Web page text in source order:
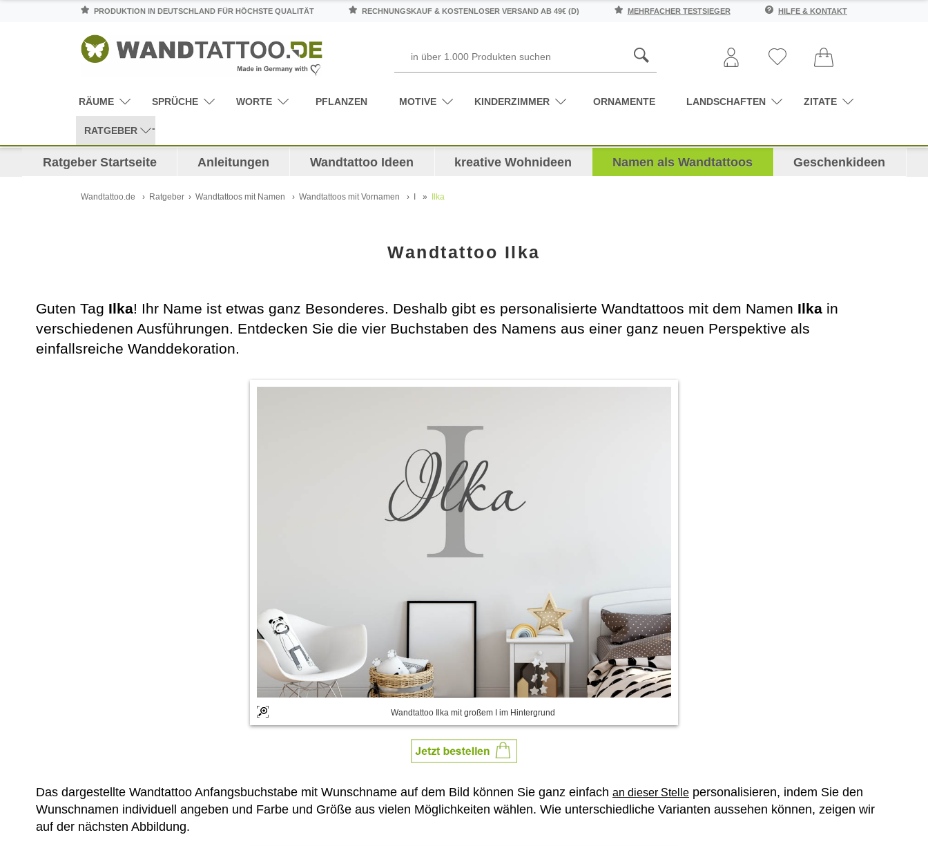
PRODUKTION IN DEUTSCHLAND FÜR HÖCHSTE QUALITÄT RECHNUNGSKAUF & KOSTENLOSER VERSAND AB 49€ (D) MEHRFACHER TESTSIEGER HILFE & KONTAKT
RÄUME SPRÜCHE WORTE PFLANZEN MOTIVE KINDERZIMMER ORNAMENTE LANDSCHAFTEN ZITATE
RATGEBER
Ratgeber Startseite Anleitungen Wandtattoo Ideen kreative Wohnideen Namen als Wandtattoos Geschenkideen
Wandtattoo.de Ratgeber Wandtattoos mit Namen Wandtattoos mit Vornamen I Ilka
Wandtattoo Ilka
Guten Tag Ilka! Ihr Name ist etwas ganz Besonderes. Deshalb gibt es personalisierte Wandtattoos mit dem Namen Ilka in
verschiedenen Ausführungen. Entdecken Sie die vier Buchstaben des Namens aus einer ganz neuen Perspektive als
einfallsreiche Wanddekoration.
Wandtattoo Ilka mit großem I im Hintergrund
Das dargestellte Wandtattoo Anfangsbuchstabe mit Wunschname auf dem Bild können Sie ganz einfach an dieser Stelle personalisieren, indem Sie den
Wunschnamen individuell angeben und Farbe und Größe aus vielen Möglichkeiten wählen. Wie unterschiedliche Varianten aussehen können, zeigen wir
auf der nächsten Abbildung.